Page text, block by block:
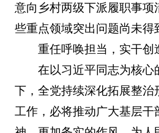
意向乡村两级下派履职事项
些重点领域突出问题尚未得
重任呼唤担当，实干创
在以习近平同志为核心
下，全党持续深化拓展整治
工作，必将推动广大基层干